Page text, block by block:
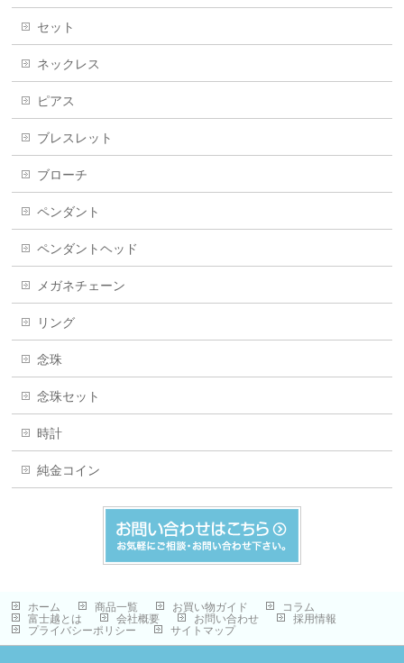
セット
ネックレス
ピアス
ブレスレット
ブローチ
ペンダント
ペンダントヘッド
メガネチェーン
リング
念珠
念珠セット
時計
純金コイン
ホーム 商品一覧 お買い物ガイド
コラム
富士越とは
会社概要 お問い合わせ
採用情報
プライバシーポリシー
サイトマップ